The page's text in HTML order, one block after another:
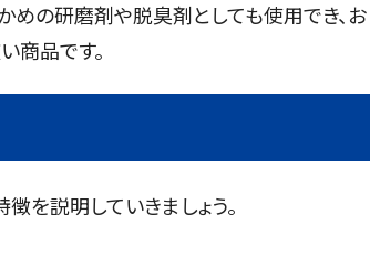
めの研磨剤や脱臭剤としても使用でき、お
商品です。
を説明していきましょう。